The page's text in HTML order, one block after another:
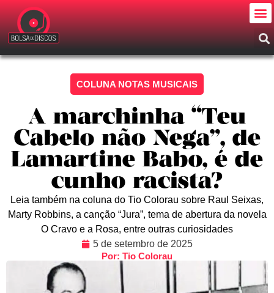
COLUNA NOTAS MUSICAIS
A marchinha “Teu
Cabelo não Nega”, de
Lamartine Babo, é de
cunho racista?
Leia também na coluna do Tio Colorau sobre Raul Seixas,
Marty Robbins, a canção “Jura”, tema de abertura da novela
O Cravo e a Rosa, entre outras curiosidades
5 de setembro de 2025
Por: Tio Colorau